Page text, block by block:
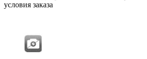
условия заказа